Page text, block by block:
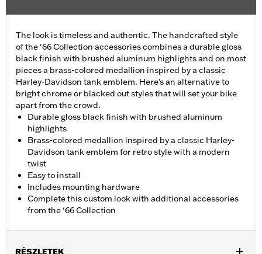
The look is timeless and authentic. The handcrafted style
of the ‘66 Collection accessories combines a durable gloss
black finish with brushed aluminum highlights and on most
pieces a brass-colored medallion inspired by a classic
Harley-Davidson tank emblem. Here’s an alternative to
bright chrome or blacked out styles that will set your bike
apart from the crowd.
Durable gloss black finish with brushed aluminum
highlights
Brass-colored medallion inspired by a classic Harley-
Davidson tank emblem for retro style with a modern
twist
Easy to install
Includes mounting hardware
Complete this custom look with additional accessories
from the ‘66 Collection
RÉSZLETEK